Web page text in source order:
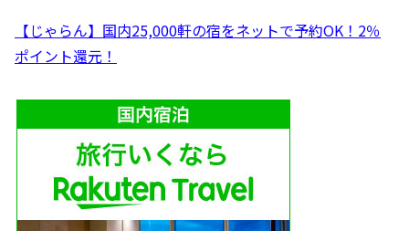
【じゃらん】国内25,000軒の宿をネットで予約OK！2％
ポイント還元！